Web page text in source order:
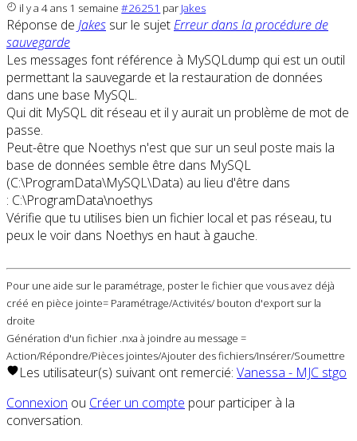
il y a 4 ans 1 semaine #26251 par Jakes
Réponse de Jakes sur le sujetErreur dans la procédure de
sauvegarde
Les messages font référence à MySQLdump qui est un outil
permettant la sauvegarde et la restauration de données
dans une base MySQL.
Qui dit MySQL dit réseau et il y aurait un problème de mot de
passe.
Peut-être que Noethys n'est que sur un seul poste mais la
base de données semble être dans MySQL
(C:\ProgramData\MySQL\Data) au lieu d'être dans
: C:\ProgramData\noethys
Vérifie que tu utilises bien un fichier local et pas réseau, tu
peux le voir dans Noethys en haut à gauche.
Pour une aide sur le paramétrage, poster le fichier que vous avez déjà
créé en pièce jointe= Paramétrage/Activités/ bouton d'export sur la
droite
Génération d'un fichier .nxa à joindre au message =
Action/Répondre/Pièces jointes/Ajouter des fichiers/Insérer/Soumettre
Les utilisateur(s) suivant ont remercié: Vanessa - MJC stgo
Connexion ou Créer un compte pour participer à la
conversation.